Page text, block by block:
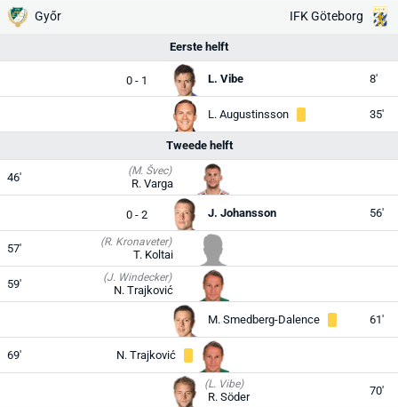
Győr IFK Göteborg
Eerste helft
0 - 1 L. Vibe 8'
L. Augustinsson 35'
Tweede helft
46' (M. Švec)
R. Varga
0 - 2 J. Johansson 56'
57' (R. Kronaveter)
T. Koltai
59' (J. Windecker)
N. Trajković
M. Smedberg-Dalence 61'
69' N. Trajković
(L. Vibe)
R. Söder 70'